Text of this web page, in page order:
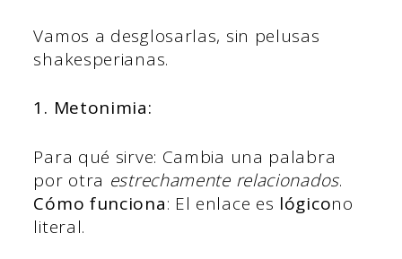
Vamos a desglosarlas, sin pelusas
shakesperianas.
1. Metonimia:
Para qué sirve: Cambia una palabra
por otra estrechamente relacionados.
Cómo funciona: El enlace es lógicono
literal.